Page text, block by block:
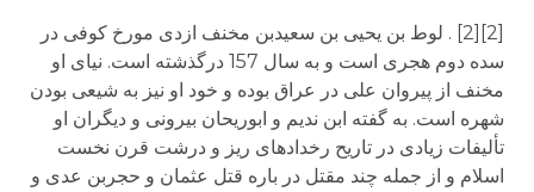
[2][2] . لوط­­­ بن یحیی بن سعیدبن مخنف ازدی مورخ کوفی در
سده دوم هجری است و به سال 157 درگذشته است. نیای او
مخنف از پیروان علی در عراق بوده و خود او نیز به شیعی بودن
شهره است. به گفته ابن ندیم و ابوریحان بیرونی و دیگران او
تألیفات زیادی در تاریح رخدادهای ریز و درشت قرن نخست
اسلام و از جمله چند مقتل در باره قتل عثمان و حجربن عدی و